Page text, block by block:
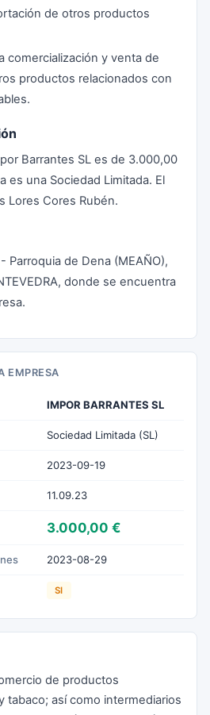
de otros productos
comercialización y venta de
productos relacionados con
Barrantes SL es de 3.000,00
es una Sociedad Limitada. El
Lores Cores Rubén.
Parroquia de Dena (MEAÑO),
donde se encuentra
EMPRESA
IMPOR BARRANTES SL
Sociedad Limitada (SL)
2023-09-19
11.09.23
3.000,00 €
2023-08-29
SI
de productos
tabaco; así como intermediarios